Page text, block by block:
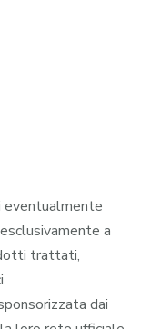
eventualmente
a
trattati,
dai